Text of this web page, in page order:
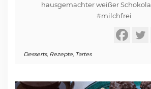
hausgemachter weißer
#milchfrei
Desserts, Rezepte, Tartes